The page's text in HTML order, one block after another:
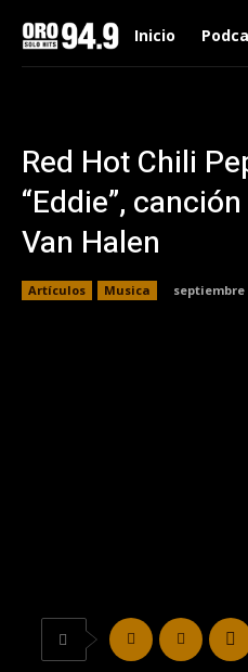
Inicio
Red Hot Chili
“Eddie”,
Van Halen
Artículos Musica septiembre